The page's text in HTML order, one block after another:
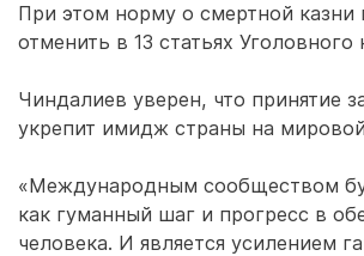
При этом норму о смертной казни
отменить в 13 статьях Уголовного
Чиндалиев уверен, что принятие
укрепит имидж страны на
«Международным сообществом
как гуманный шаг и прогресс в
человека. И является усилением